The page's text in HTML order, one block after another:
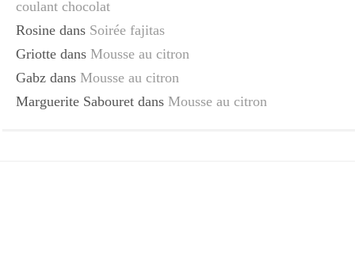
coulant chocolat
Rosine dans Soirée fajitas
Griotte dans Mousse au citron
Gabz dans Mousse au citron
Marguerite Sabouret dans Mousse au citron